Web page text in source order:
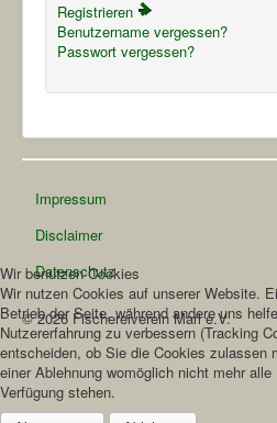
Registrieren
Benutzername vergessen?
Passwort vergessen?
Impressum
Disclaimer
Datenschutz
© 2026 Fischereiverein Marl e.V.
Wir benutzen Cookies
Wir nutzen Cookies auf unserer Website.
Betrieb der Seite, während andere uns
Nutzererfahrung zu verbessern (Tracking
entscheiden, ob Sie die Cookies
einer Ablehnung womöglich nicht mehr
Verfügung stehen.